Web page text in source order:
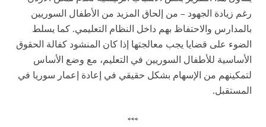
رغم زيادة الجهود – من إلحاق المزيد من الأطفال السوريين
بالمدارس والاحتفاظ بهم داخل النظام التعليمي. كما يسلط
الضوء على قضايا يجب معالجتها إذا كان المنشود كفالة الحقوق
الأساسية للأطفال السوريين في التعليم، مع وضع الأساس
لتمكينهم من الإسهام بشكل حقيقي في إعادة إعمار سوريا في
المستقبل.
***